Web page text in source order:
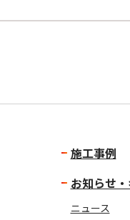
施工事例
お知らせ
ニュース